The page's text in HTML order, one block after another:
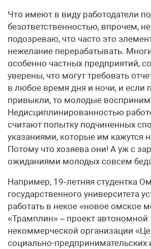
Что имеют в виду работодатели
безответственностью, впрочем,
подозреваю, что часто это
нежелание перерабатывать.
особенно частных предприятий,
уверены, что могут требовать
в любое время дня и ночи, и если
привыкли, то молодые
Недисциплинированностью
считают попытку подчиненных
указаниями, которые им кажутся
Потому что хозяева они! А уж с
ожиданиями молодых совсем
Например, 19‑летняя студентка
государственного университета
работать в некое «новое омское
«Трамплин» – проект автономной
некоммерческой организации
социально-предпринимательских